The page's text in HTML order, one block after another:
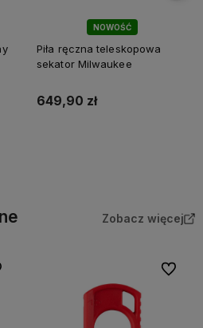
NOWOŚĆ
Piła ręczna teleskopowa
sekator Milwaukee
649,90 zł
Zobacz więcej
ulubionych Do